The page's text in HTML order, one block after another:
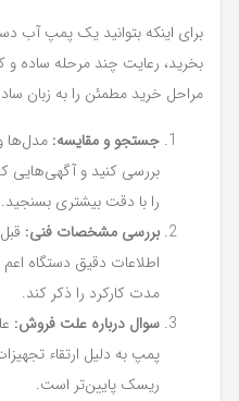
برای اینکه بتوانید یک پمپ آب
بخرید، رعایت چند مرحله ساده
مراحل خرید مطمئن را به زبان
جستجو و مقایسه: مدل‌ها
بررسی کنید و آگهی‌هایی
را با دقت بیشتری بسنجید.
بررسی مشخصات فنی:
اطلاعات دقیق دستگاه
مدت کارکرد را ذکر کند.
سوال درباره علت فروش:
پمپ به دلیل ارتقاء
ریسک پایین‌تر است.